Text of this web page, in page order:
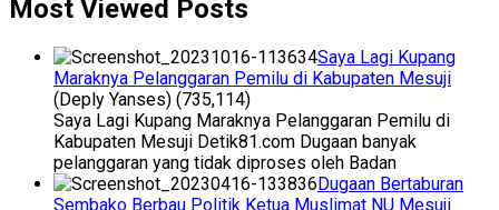
Most Viewed Posts
Saya Lagi Kupang
Maraknya Pelanggaran Pemilu di Kabupaten Mesuji
(Deply Yanses) (735,114)
Saya Lagi Kupang Maraknya Pelanggaran Pemilu di
Kabupaten Mesuji Detik81.com Dugaan banyak
pelanggaran yang tidak diproses oleh Badan
Dugaan Bertaburan
Sembako Berbau Politik Ketua Muslimat NU Mesuji